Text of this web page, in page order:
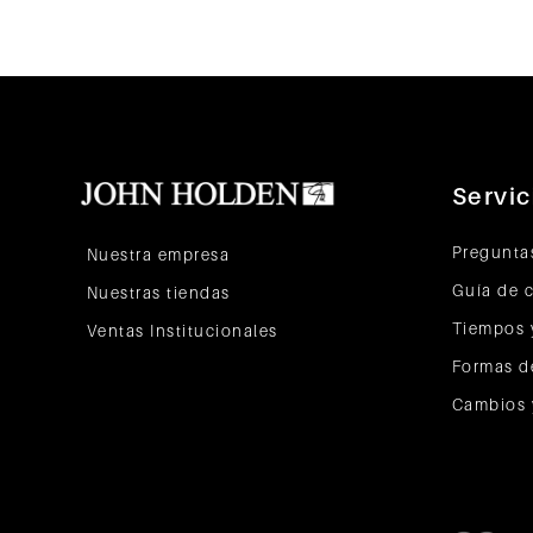
Nuestra empresa
Nuestras tiendas
Ventas Institucionales
Guía de
Tiempos
Formas
Cambios